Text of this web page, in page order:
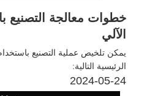
خطوات معالجة التصنيع
الآلي
يمكن تلخيص عملية التصنيع
الرئيسية التالية:
2024-05-24